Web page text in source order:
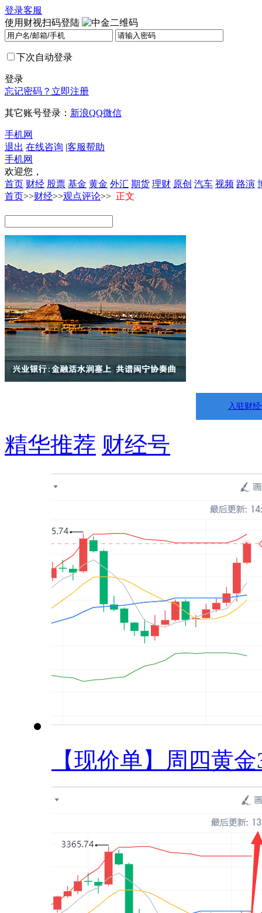
登录客服
使用财视扫码登陆
下次自动登录
登录
忘记密码？ 立即注册
其它账号登录： 新浪QQ微信
手机网
退出 在线咨询 |客服帮助
手机网
欢迎您，
首页 财经 股票 基金 黄金 外汇 期货 理财 原创 汽车 视频 路演
首页>>财经>>观点评论>> 正文
入驻财
精华推荐 财经号
【现价单】周四黄金